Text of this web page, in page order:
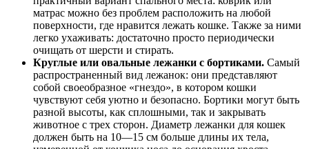
матрас можно без проблем расположить на любой
поверхности, где нравится лежать кошке. Также за ними
легко ухаживать: достаточно просто периодически
очищать от шерсти и стирать.
Круглые или овальные лежанки с бортиками. Самый
распространенный вид лежанок: они представляют
собой своеобразное «гнездо», в котором кошки
чувствуют себя уютно и безопасно. Бортики могут быть
разной высоты, как сплошными, так и закрывать
животное с трех сторон. Диаметр лежанки для кошек
должен быть на 10—15 см больше длины их тела,